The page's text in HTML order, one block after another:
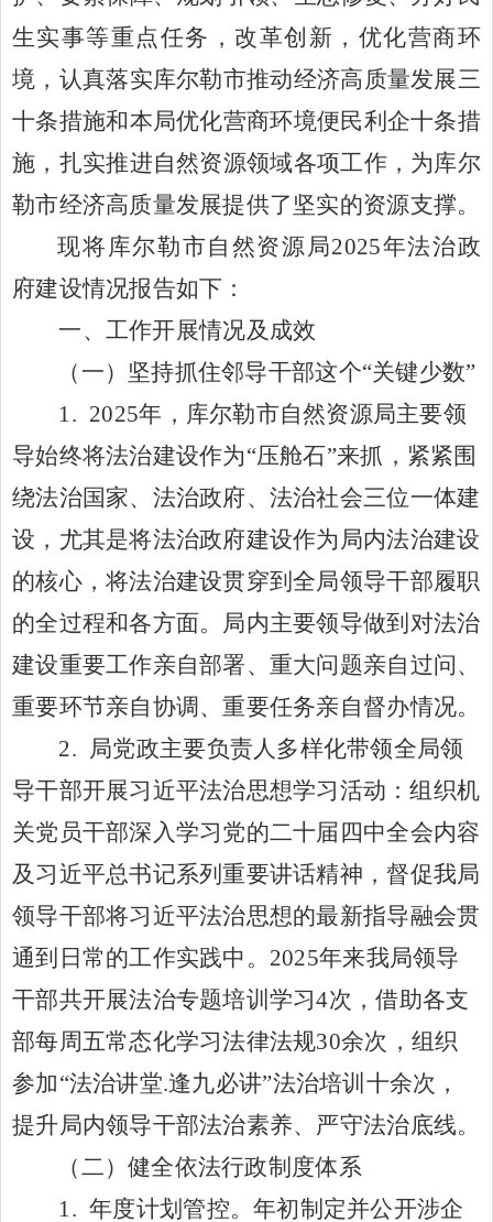
生实事等重点任务，改革创新，优化营商环
境， 认真落实库尔勒市推动经济高质量发展三
十条措施和本局优化营商环境便民利企十条措
施，扎实推进自然资源领域各项工作，为库尔
勒市经济高质量发展提供了坚实的资源支撑。
现将库尔勒市自然资源局2025年法治政
府建设情况报告如下：
一、工作开展情况及成效
（一）坚持抓住邻导干部这个“关键少数”
1. 2025年， 库尔勒市自然资源局主要领
导始终将法治建设作为“压舱石”来抓 ， 紧紧围
绕法治国家、法治政府、法治社会三位一体建
设，尤其是将法治政府建设作为局内法治建设
的核心，将法治建设贯穿到全局领导干部履职
的全过程和各方面。局内主要领导做到对法治
建设重要工作亲自部署、重大问题亲自过问、
重要环节亲自协调、重要任务亲自督办情况。
2.
局党政主要负责人 多样化带领全局领
导干部开展习近平法治思想学习活动 ：组织机
关党员干部深入学习党的二十届四中全会内容
及 习近平总书记系列重要讲话精神，督促我局
领导干部将习近平法治思想的最新指导融会贯
通到日常的工作实践中。 2025年来我局领导
干部共开展法治专题培训学习4次，借助各支
部每周五常态化学习法律法规30余次，组织
参加“法治讲堂.逢九必讲”法治培训十余次，
提升局内领导干部法治素养、严守法治底线。
（二）健全依法行政制度体系
1. 年度计划管控。年初制定并公开涉企